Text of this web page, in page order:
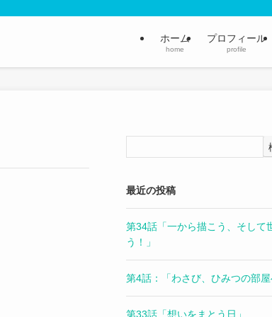
ホーム
home
プロフィール
profile
最近の投稿
第34話「一から描こう、そして
う！」
第4話：「わさび、ひみつの部屋
第33話「想いをまとう日」